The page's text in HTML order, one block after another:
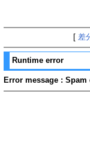
[ 差
Runtime error
Error message :